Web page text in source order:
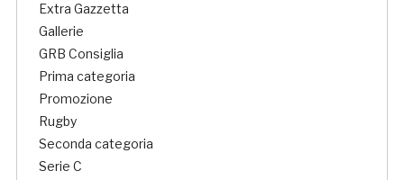
Extra Gazzetta
Gallerie
GRB Consiglia
Prima categoria
Promozione
Rugby
Seconda categoria
Serie C